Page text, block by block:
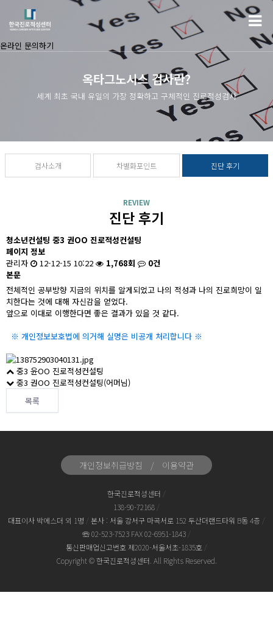
온라인 문의하기
옥타그노시스 검사란?
세계 최초 국내 유일의 가장 정확하고 구체적인 진로적성검사
검사소개 차별화포인트 진단 후기
REVIEW
진단 후기
청소년컨설팅 중3 권OO 진로적성컨설팅
페이지 정보
관리자
12-12-15 10:22 1,768회
0건
본문
전체적인 공부방향 지금의 위치를 알게되었고 나의 적성과 나의 진로희망이 일
치한다는 것에 대해 자신감을 얻었다.
앞으로 이대로 이행한다면 좋은 결과가 있을 것 같다.
※ 개인정보보호법에 의거해 실명은 비공개 처리합니다 ※
중3 윤OO 진로적성컨설팅
중3 권OO 진로적성컨설팅(어머님)
목록
개인정보취급방침 / 이용약관
한국진로적성센터 /
138-90-72168 /
대표이사 박에스더 외 1명 / 본사 : 서울 강서구 마곡서로 152 두산더랜드타워 B동 4층 /
☏ 02-523-7523 FAX 02-6951-1843 /
통신판매업신고번호 제2020-서울서초-1835호 /
Copyright © 한국진로적성센터. All Rights Reserved.